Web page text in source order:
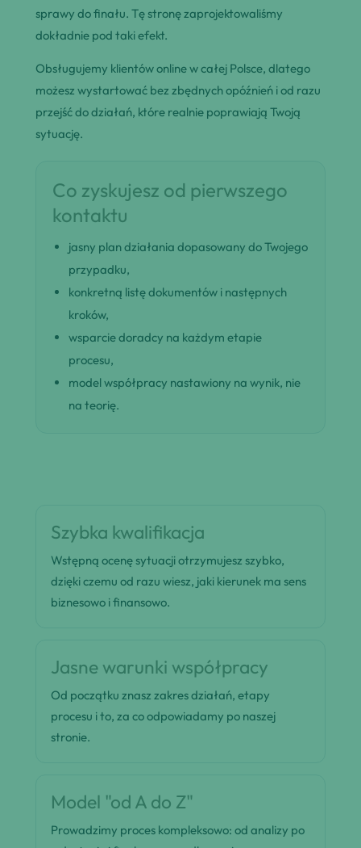
sprawy do finału. Tę stronę zaprojektowaliśmy
dokładnie pod taki efekt.
Obsługujemy klientów online w całej Polsce, dlatego
możesz wystartować bez zbędnych opóźnień i od razu
przejść do działań, które realnie poprawiają Twoją
sytuację.
Co zyskujesz od pierwszego
kontaktu
jasny plan działania dopasowany do Twojego
przypadku,
konkretną listę dokumentów i następnych
kroków,
wsparcie doradcy na każdym etapie
procesu,
model współpracy nastawiony na wynik, nie
na teorię.
Szybka kwalifikacja
Wstępną ocenę sytuacji otrzymujesz szybko,
dzięki czemu od razu wiesz, jaki kierunek ma sens
biznesowo i finansowo.
Jasne warunki współpracy
Od początku znasz zakres działań, etapy
procesu i to, za co odpowiadamy po naszej
stronie.
Model "od A do Z"
Prowadzimy proces kompleksowo: od analizy po